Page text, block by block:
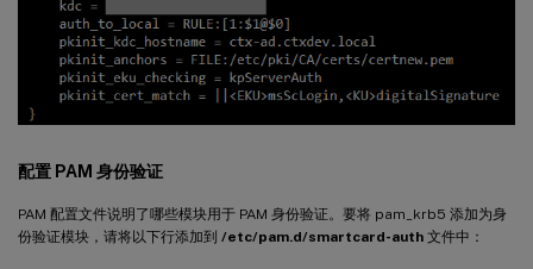
配置 PAM 身份验证
PAM 配置文件说明了哪些模块用于 PAM 身份验证。要将 pam_krb5 添加为身
份验证模块，请将以下行添加到 /etc/pam.d/smartcard-auth 文件中：